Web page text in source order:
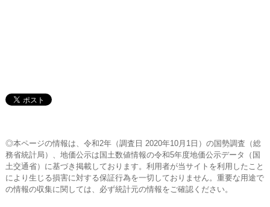
◎本ページの情報は、令和2年（調査日 2020年10月1日）の国勢調査（総
務省統計局）、地価公示は国土数値情報の令和5年度地価公示データ（国
土交通省）に基づき掲載しております。利用者が当サイトを利用したこと
により生じる損害に対する保証行為を一切しておりません。重要な用途で
の情報の収集に関しては、必ず統計元の情報をご確認ください。